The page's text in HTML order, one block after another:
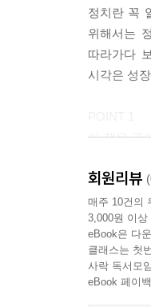
정치란 꼭
위해서는
따라가다
시각은 성
이 책은 귀
POINT 2
정치는 어
높인다. 독
POINT 3
회원리뷰
매주 10건의
3,000원 이상
eBook은 다
클래스는 첫
사락 독서모
eBook 페이